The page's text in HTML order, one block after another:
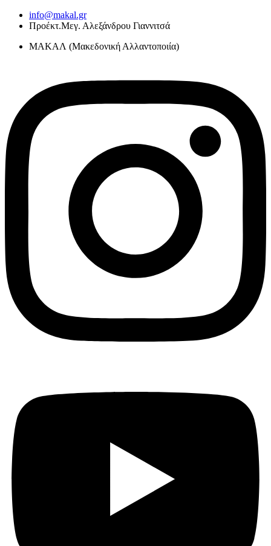
Skip
info@makal.gr
Προέκτ.Μεγ. Αλεξάνδρου Γιαννιτσά
ΜΑΚΑΛ (Μακεδονική Αλλαντοποιία)